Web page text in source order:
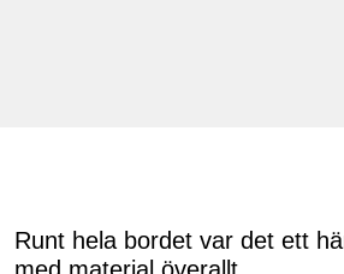
Runt hela bordet var det ett